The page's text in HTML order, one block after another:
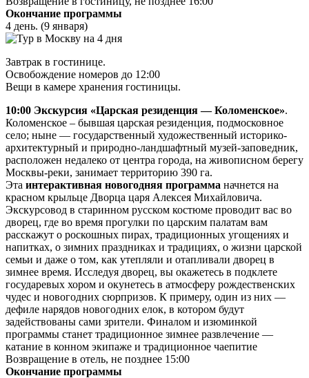
Окончание программы
4 день. (9 января)
Завтрак в гостинице.
Освобождение номеров до 12:00
Вещи в камере хранения гостиницы.
10:00 Экскурсия «Царская резиденция — Коломенское».
Коломенское – бывшая царская резиденция, подмосковное
село; ныне — государственный художественный историко-
архитектурный и природно-ландшафтный музей-заповедник,
расположен недалеко от центра города, на живописном берегу
Москвы-реки, занимает территорию 390 га.
Эта интерактивная новогодняя программа начнется на
красном крыльце Дворца царя Алексея Михайловича.
Экскурсовод в старинном русском костюме проводит вас во
дворец, где во время прогулки по царским палатам вам
расскажут о роскошных пирах, традиционных угощениях и
напитках, о зимних праздниках и традициях, о жизни царской
семьи и даже о том, как утепляли и отапливали дворец в
зимнее время. Исследуя дворец, вы окажетесь в подклете
государевых хором и окунетесь в атмосферу рождественских
чудес и новогодних сюрпризов. К примеру, один из них —
дефиле нарядов новогодних елок, в котором будут
задействованы сами зрители. Финалом и изюминкой
программы станет традиционное зимнее развлечение —
катание в конном экипаже и традиционное чаепитие
Возвращение в отель, не позднее 15:00
Окончание программы